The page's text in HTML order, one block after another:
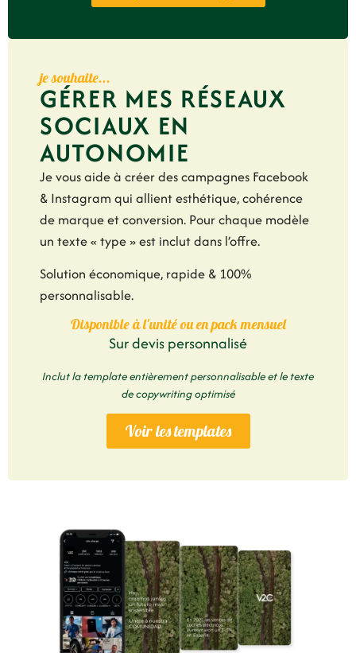
je souhaite...
GÉRER MES RÉSEAUX
SOCIAUX EN
AUTONOMIE
Je vous aide à créer des campagnes Facebook
& Instagram qui allient esthétique, cohérence
de marque et conversion. Pour chaque modèle
un texte « type » est inclut dans l’offre.
Solution économique, rapide & 100%
personnalisable.
Disponible à l'unité ou en pack mensuel
Sur devis personnalisé
Inclut la template entièrement personnalisable et le texte
de copywriting optimisé
Voir les templates